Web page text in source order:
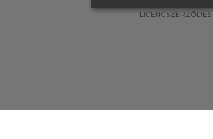
LICENCSZERZŐDÉS